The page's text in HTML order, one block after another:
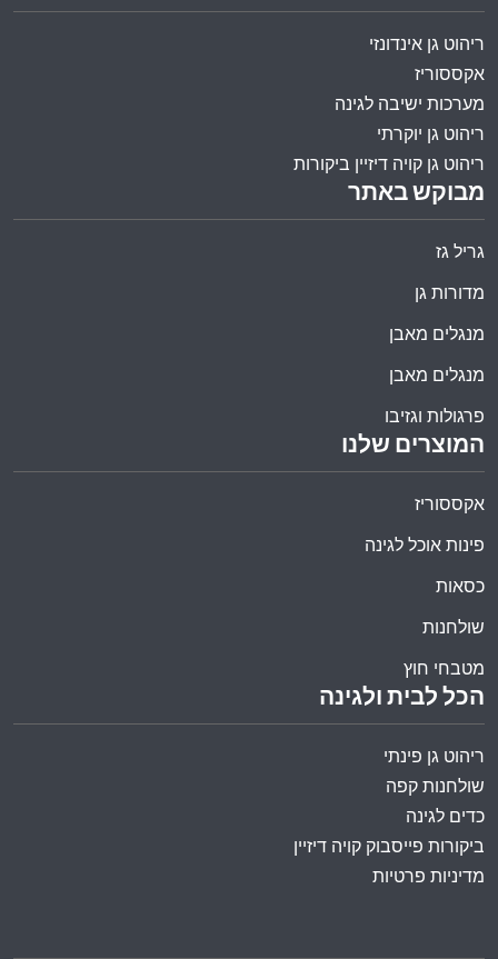
הכל לבית ולגינה
ריהוט גן פינתי
שולחנות קפה
כדים לגינה
ביקורות פייסבוק קויה דיזיין
מדיניות פרטיות
המוצרים שלנו
אקססוריז
פינות אוכל לגינה
כסאות
שולחנות
מטבחי חוץ
מבוקש באתר
גריל גז
מדורות גן
מנגלים מאבן
מנגלים מאבן
פרגולות וגזיבו
ריהוט גן אינדונזי
אקססוריז
מערכות ישיבה לגינה
ריהוט גן יוקרתי
ריהוט גן קויה דיזיין ביקורות